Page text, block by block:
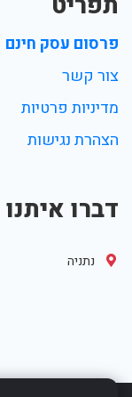
פרסום עסק חינם
צור קשר
מדיניות פרטיות
הצהרת נגישות
דברו איתנו
נתניה